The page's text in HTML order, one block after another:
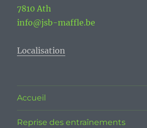
7810 Ath
info@jsb-maffle.be
Localisation
Accueil
Reprise des entraînements